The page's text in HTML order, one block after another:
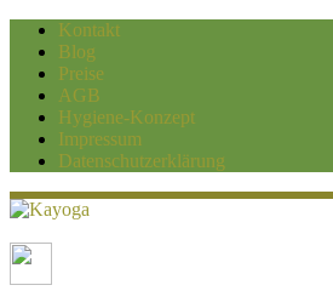
Kontakt
Blog
Preise
AGB
Hygiene-Konzept
Impressum
Datenschutzerklärung
Kayoga
Yoga und Personaltraining Duisburg